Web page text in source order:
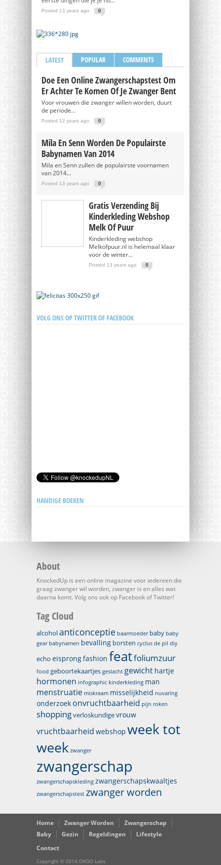
Posted 13 years ago 0
LATEST POPULAR COMMENTS
Doe Een Online Zwangerschapstest Om
Er Achter Te Komen Of Je Zwanger Bent
Voor vrouwen die zwanger willen worden, duurt
de periode...
Posted 12 years ago 0
Mila En Senn Worden De Populairste
Babynamen Van 2014
Mila en Senn zullen de populairste voornamen
van 2014...
Posted 13 years ago 0
Gratis Verzending Bij
Kinderkleding Webshop
Melk Of Puur
Kinderkleding webshop
Melkofpuur.nl is helemaal klaar
voor de winter...
Posted 13 years ago 0
VOLG ONS OP TWITTER OF FACEBOOK
HANDIGE BOEKEN
About
KnockedUp is een online magazine voor iedereen die
graag zwanger wil worden, zwanger is en alles wat
daarna komt. Volg ons ook op Facebook of Twitter!
Tag Cloud
alcoholanticonceptie baarmoeder baby baby
gear babynamen bevalling borsten cyclus de pil diy
echo eisprongfashion featfoliumzuur
food geboortekaartjes geslacht gewicht hartje
hormonen infographic kinderkleding man
menstruatie miskraam misselijkheid nuvaring
onderzoek onvruchtbaarheid pijn roken
shoppingverloskundigevrouw
vruchtbaarheid webshop week tot
week zwanger
zwangerschap
zwangerschapskleding zwangerschapskwaaltjes
zwangerschapstest zwanger worden
Home Zwanger Worden
Zwangerschap
Baby
Gezin Regeldingen
Lifestyle
Contact
Copyright © 2014 OKGO Labs